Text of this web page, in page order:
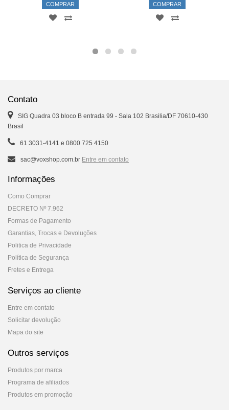
COMPRAR COMPRAR
Contato
SIG Quadra 03 bloco B entrada 99 - Sala 102 Brasilia/DF 70610-430
Brasil
61 3031-4141 e 0800 725 4150
sac@voxshop.com.br Entre em contato
Informações
Como Comprar
DECRETO Nº 7.962
Formas de Pagamento
Garantias, Trocas e Devoluções
Politica de Privacidade
Política de Segurança
Fretes e Entrega
Serviços ao cliente
Entre em contato
Solicitar devolução
Mapa do site
Outros serviços
Produtos por marca
Programa de afiliados
Produtos em promoção